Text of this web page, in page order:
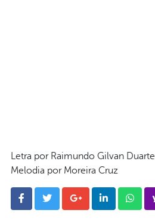
Letra por Raimundo Gilvan Duarte
Melodia por Moreira Cruz